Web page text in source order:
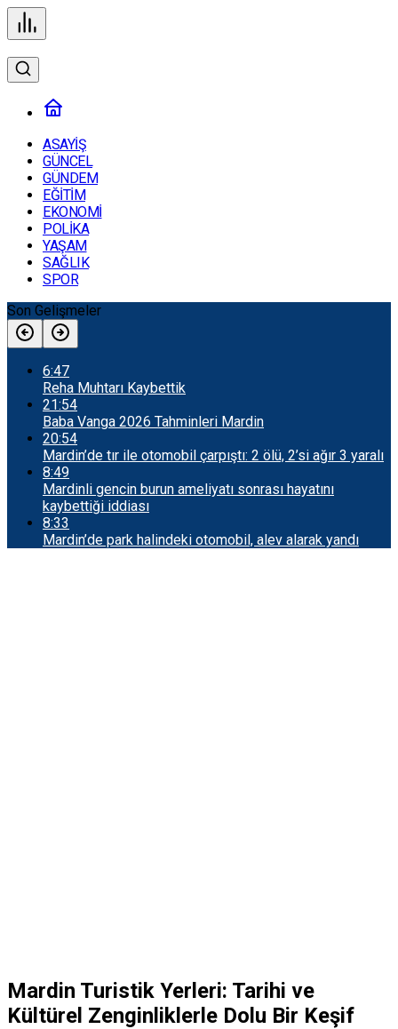
ASAYİŞ
GÜNCEL
GÜNDEM
EĞİTİM
EKONOMİ
POLİKA
YAŞAM
SAĞLIK
SPOR
Son Gelişmeler
6:47
Reha Muhtarı Kaybettik
21:54
Baba Vanga 2026 Tahminleri Mardin
20:54
Mardin’de tır ile otomobil çarpıştı: 2 ölü, 2’si ağır 3 yaralı
8:49
Mardinli gencin burun ameliyatı sonrası hayatını
kaybettiği iddiası
8:33
Mardin’de park halindeki otomobil, alev alarak yandı
Mardin Turistik Yerleri: Tarihi ve
Kültürel Zenginliklerle Dolu Bir Keşif